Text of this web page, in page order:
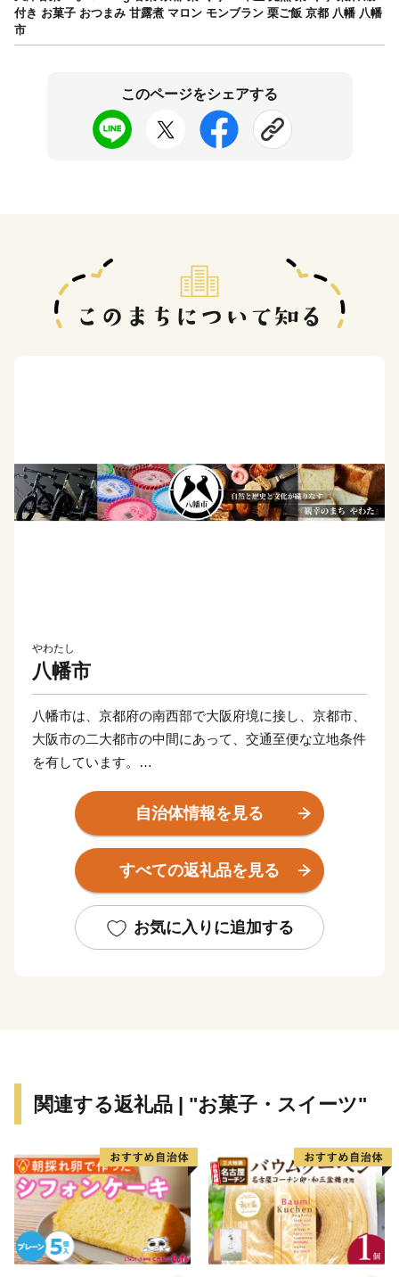
付き お菓子 おつまみ 甘露煮 マロン モンブラン 栗ご飯 京都 八幡 八幡
市
このページをシェアする
やわたし
八幡市
八幡市は、京都府の南西部で大阪府境に接し、京都市、
大阪市の二大都市の中間にあって、交通至便な立地条件
を有しています。
市の北部地域には木津川・宇治川・桂川の三川合流域が
あり、約1.4kmにわたり桜が楽しめる背割堤、国宝に指
定された「石清水八幡宮」、といった様々な自然・歴史
環境があります。
備される中、新たな市街地の整備が進みつつあります。
自治体情報を見る
すべての返礼品を見る
お気に入りに追加する
関連する返礼品 | "お菓子・スイーツ"